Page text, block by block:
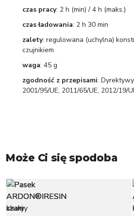
czas pracy: 2 h (min) / 4 h (maks.)
czas ładowania: 2 h 30 min
zalety: regulowana (uchylna)
czujnikiem
waga: 45 g
zgodność z przepisami:
2001/95/UE, 2011/65/UE, 2012/19/
Może Ci się spodoba